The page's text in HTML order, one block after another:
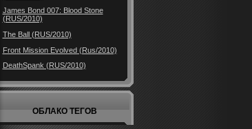
James Bond 007: Blood Stone
(RUS/2010)
The Ball (RUS/2010)
Front Mission Evolved (Rus/2010)
DeathSpank (RUS/2010)
ОБЛАКО ТЕГОВ